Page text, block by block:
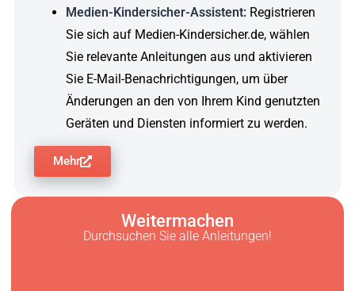
Medien-Kindersicher-Assistent: Registrieren
Sie sich auf Medien-Kindersicher.de, wählen
Sie relevante Anleitungen aus und aktivieren
Sie E-Mail-Benachrichtigungen, um über
Änderungen an den von Ihrem Kind genutzten
Geräten und Diensten informiert zu werden.
Mehr
Weitermachen
Durchsuchen Sie alle Anleitungen!